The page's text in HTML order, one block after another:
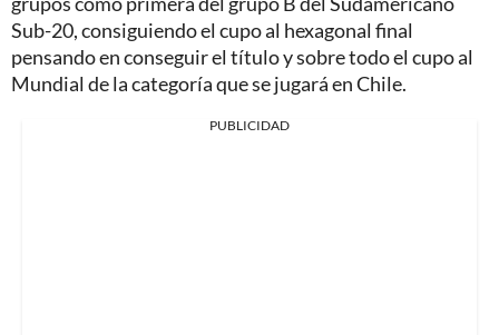
Sub-20, consiguiendo el cupo al hexagonal final
pensando en conseguir el título y sobre todo el cupo al
Mundial de la categoría que se jugará en Chile.
PUBLICIDAD